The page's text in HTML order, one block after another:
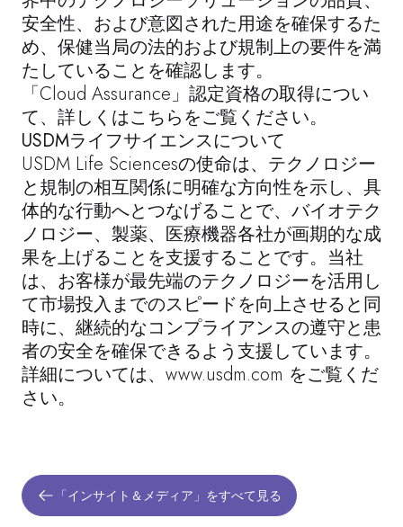
安全性、および意図された用途を確保するた
め、保健当局の法的および規制上の要件を満
たしていることを確認します。
「Cloud Assurance」認定資格の取得につい
て、詳しくはこちらをご覧ください。
USDMライフサイエンスについて
USDM Life Sciencesの使命は、テクノロジー
と規制の相互関係に明確な方向性を示し、具
体的な行動へとつなげることで、バイオテク
ノロジー、製薬、医療機器各社が画期的な成
果を上げることを支援することです。当社
は、お客様が最先端のテクノロジーを活用し
て市場投入までのスピードを向上させると同
時に、継続的なコンプライアンスの遵守と患
者の安全を確保できるよう支援しています。
詳細については、 www.usdm.com をご覧くだ
さい。
「インサイト＆メディア」をすべて見る